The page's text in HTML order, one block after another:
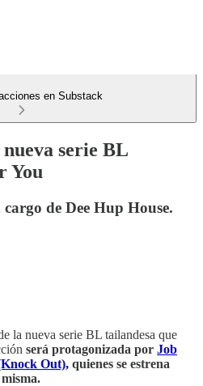
en Substack
serie BL
You
de Dee Hup House.
la nueva serie BL tailandesa que
será protagonizada por Job
Out), quienes se estrena